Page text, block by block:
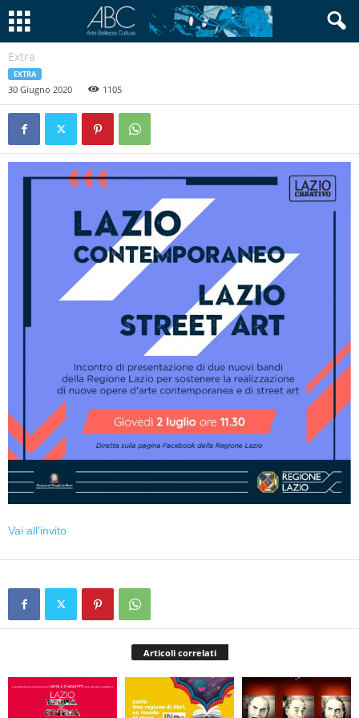
Extra
EXTRA
30 Giugno 2020 1105
Vai all’invito
Articoli correlati